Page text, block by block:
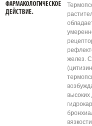
ФАРМАКОЛОГИЧЕСКОЕ
ДЕЙСТВИЕ.
желез.